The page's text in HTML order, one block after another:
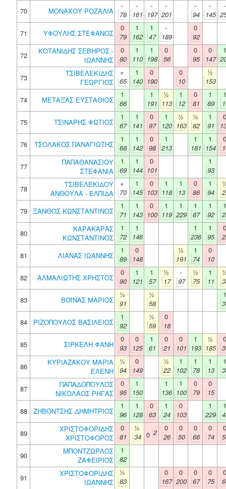
70 ΜΟΝΑΧΟΥ ΡΟΖΑΛΙΑ
-
78
-
161
-
197
-
201
-
94
-
145
-
71
ΥΦΟΥΛΗΣ ΣΤΕΦΑΝΟΣ
0
79
1
162
1
47
-
189
0
92
72
ΚΟΤΑΝΙΔΗΣ ΣΕΒΗΡΟΣ -
ΙΩΑΝΝΗΣ
0
80
1
110
1
198
0
56
0
95
0
147
1
73
ΤΣΙΒΕΛΕΚΙΔΗΣ
ΓΕΩΡΓΙΟΣ
+
65
1
140
0
190
0
10
½
153
74
ΜΕΤΑΞΑΣ ΕΥΣΤΑΘΙΟΣ
1
66
1
191
½
113
1
12
0
81
1
89
1
75
ΤΣΙΝΑΡΗΣ ΦΩΤΙΟΣ
1
67
1
141
0
97
1
120
½
163
½
82
1
91
0
76
ΤΣΟΛΑΚΟΣ ΠΑΝΑΓΙΩΤΗΣ
1
68
1
142
0
98
1
213
1
181
1
154
0
77
ΠΑΠΑΘΑΝΑΣΙΟΥ
ΣΤΕΦΑΝΙΑ
1
69
1
144
0
101
1
93
78
ΤΣΙΒΕΛΕΚΙΔΟΥ
ΑΝΘΟΥΛΑ - ΕΛΠΙΔΑ
+
70
1
145
0
103
1
118
1
13
0
86
1
94
79
ΞΑΝΘΟΣ ΚΩΝΣΤΑΝΤΙΝΟΣ
1
71
1
143
0
100
1
119
1
229
1
87
1
92
1
80
ΚΑΡΑΚΑΡΑΣ
ΚΩΝΣΤΑΝΤΙΝΟΣ
1
72
1
146
1
236
1
95
0
81
ΛΙΑΝΑΣ ΙΩΑΝΝΗΣ
1
89
0
148
½
191
1
74
0
10
82
ΑΛΜΑΛΙΩΤΗΣ ΧΡΗΣΤΟΣ
0
90
1
121
1
57
½
17
-
97
½
75
1
11
83
ΒΟΪΝΑΣ ΜΑΡΙΟΣ
½
91
½
58
1
84
ΡΙΖΟΠΟΥΛΟΣ ΒΑΣΙΛΕΙΟΣ
1
92
½
59
0
18
85
ΣΙΡΚΕΛΗ ΦΑΝΗ
0
93
0
125
1
61
0
21
0
101
1
193
½
185
0
86
ΚΥΡΙΑΖΑΚΟΥ ΜΑΡΙΑ
ΕΛΕΝΗ
½
94
0
149
½
22
1
102
1
78
1
13
1
87
ΠΑΠΑΔΟΠΟΥΛΟΣ
ΝΙΚΟΛΑΟΣ ΡΗΓΑΣ
0
95
1
150
1
136
1
100
0
79
0
15
88
ΖΗΒΟΝΤΣΗΣ ΔΗΜΗΤΡΙΟΣ
1
96
1
128
0
63
1
24
0
103
1
229
1
89
ΧΡΙΣΤΟΦΟΡΙΔΗΣ
ΧΡΙΣΤΟΦΟΡΟΣ
0
81
½
34 0 2
0
26
0
50
0
66
0
74
0
90
ΜΠΟΝΤΖΩΡΛΟΣ
ΖΑΦΕΙΡΙΟΣ
1
82
91
ΧΡΙΣΤΟΦΟΡΙΔΗΣ
ΙΩΑΝΝΗΣ
½
83
0
167
0
200
0
67
0
75
0